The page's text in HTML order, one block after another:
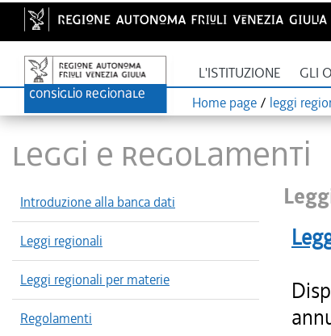
L'ISTITUZIONE GLI
Home page / leggi
LEGGI E REGOLAMENTI
Introduzione alla banca dati
Leggi regionali
Leggi regionali per materie
Regolamenti